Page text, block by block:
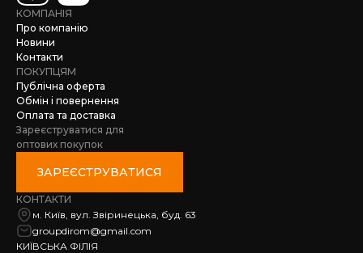
КОМПАНІЯ
Про компанію
Новини
Контакти
ПОКУПЦЯМ
Публічна оферта
Обмін і повернення
Оплата та доставка
Зареєструватися для
оптових покупок
ЗАРЕЄСТРУВАТИСЯ
КОНТАКТИ
м. Київ, вул. Звіринецька, буд. 63
groupdirom@gmail.com
КИЇВСЬКА ФІЛІЯ